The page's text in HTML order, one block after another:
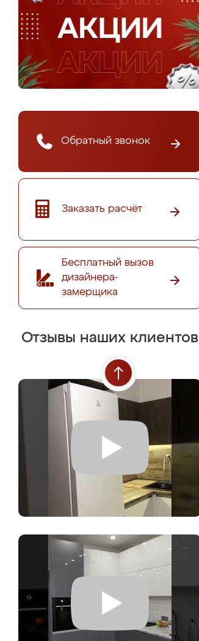
Обратный звонок
Заказать расчёт
Бесплатный вызов
дизайнера-
замерщика
Отзывы наших клиентов